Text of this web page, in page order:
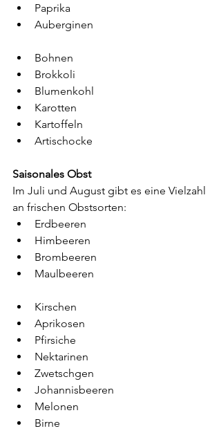
Paprika
Auberginen
Bohnen
Brokkoli
Blumenkohl
Karotten
Kartoffeln
Artischocke
Saisonales Obst
Im Juli und August gibt es eine Vielzahl
an frischen Obstsorten:
Erdbeeren
Himbeeren
Brombeeren
Maulbeeren
Kirschen
Aprikosen
Pfirsiche
Nektarinen
Zwetschgen
Johannisbeeren
Melonen
Birne